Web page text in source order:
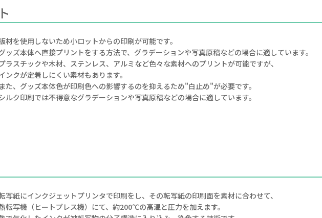
材を使用しないため小ロットからの印刷が可能です。
ッズ本体へ直接プリントをする方法で、グラデーションや写真原稿などの場合に適しています。
ラスチックや木材、ステンレス、アルミなど色々な素材へのプリントが可能ですが、
ンクが定着しにくい素材もあります。
また、グッズ本体色が印刷色への影響するのを抑えるため"白止め"が必要です。
ルク印刷では不得意なグラデーションや写真原稿などの場合に適しています。
写紙にインクジェットプリンタで印刷をし、その転写紙の印刷面を素材に合わせて、
転写機（ヒートプレス機）にて、約200℃の高温と圧力を加えます。